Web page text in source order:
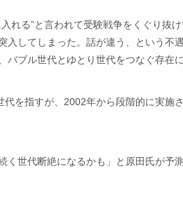
れる”と言われて受験戦争をくぐり抜
入してしまった。話が違う、という不
ブル世代とゆとり世代をつなぐ存在に
代を指すが、2002年から段階的に実
世代断絶になるかも」と原田氏が予